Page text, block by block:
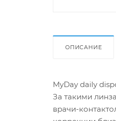
ОПИСАНИЕ
MyDay daily
За такими
врачи-